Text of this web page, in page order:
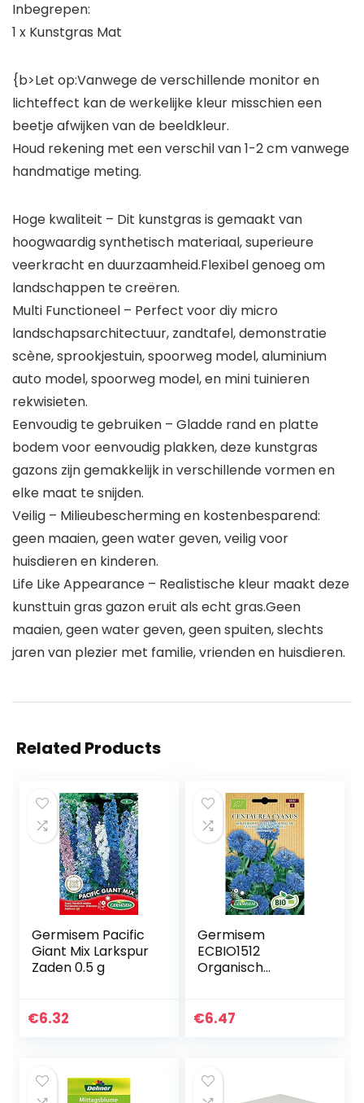
Inbegrepen:
1 x Kunstgras Mat
{b>Let op:Vanwege de verschillende monitor en
lichteffect kan de werkelijke kleur misschien een
beetje afwijken van de beeldkleur.
Houd rekening met een verschil van 1-2 cm vanwege
handmatige meting.
Hoge kwaliteit – Dit kunstgras is gemaakt van
hoogwaardig synthetisch materiaal, superieure
veerkracht en duurzaamheid.Flexibel genoeg om
landschappen te creëren.
Multi Functioneel – Perfect voor diy micro
landschapsarchitectuur, zandtafel, demonstratie
scène, sprookjestuin, spoorweg model, aluminium
auto model, spoorweg model, en mini tuinieren
rekwisieten.
Eenvoudig te gebruiken – Gladde rand en platte
bodem voor eenvoudig plakken, deze kunstgras
gazons zijn gemakkelijk in verschillende vormen en
elke maat te snijden.
Veilig – Milieubescherming en kostenbesparend:
geen maaien, geen water geven, veilig voor
huisdieren en kinderen.
Life Like Appearance – Realistische kleur maakt deze
kunsttuin gras gazon eruit als echt gras.Geen
maaien, geen water geven, geen spuiten, slechts
jaren van plezier met familie, vrienden en huisdieren.
Related Products
Germisem Pacific
Giant Mix Larkspur
Zaden 0.5 g
€6.32
Germisem
ECBIO1512
Organisch
Zaden 1 g
€6.47